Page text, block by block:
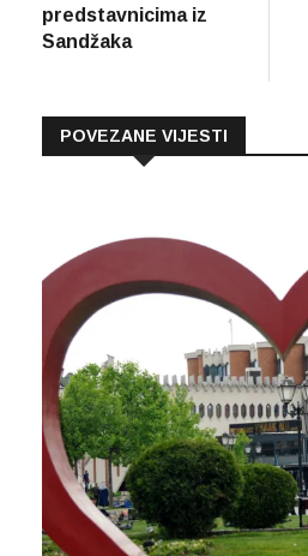
predstavnicima iz
Sandžaka
POVEZANE VIJESTI